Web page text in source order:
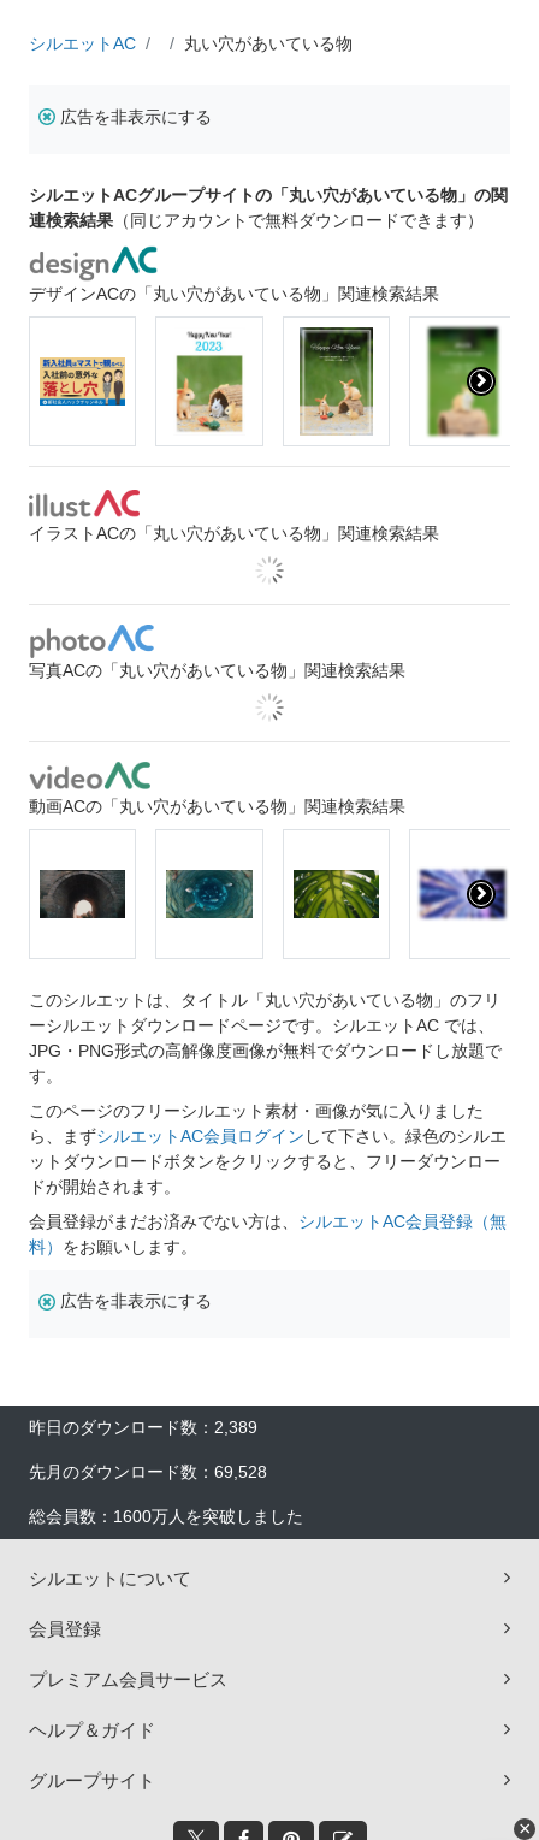
シルエットAC 丸い穴があいている物
広告を非表示にする
シルエットACグループサイトの「丸い穴があいている物」の関
連検索結果 （同じアカウントで無料ダウンロードできます）
デザインACの「丸い穴があいている物」関連検索結果
イラストACの「丸い穴があいている物」関連検索結果
写真ACの「丸い穴があいている物」関連検索結果
動画ACの「丸い穴があいている物」関連検索結果
このシルエットは、タイトル「丸い穴があいている物」のフリ
ーシルエットダウンロードページです。シルエットAC では、
JPG・PNG形式の高解像度画像が無料でダウンロードし放題で
す。
このページのフリーシルエット素材・画像が気に入りました
ら、まずシルエットAC会員ログイン して下さい。緑色のシルエ
ットダウンロードボタンをクリックすると、フリーダウンロー
ドが開始されます。
会員登録がまだお済みでない方は、 シルエットAC会員登録（無
料） をお願いします。
広告を非表示にする
昨日のダウンロード数：2,389
先月のダウンロード数：69,528
総会員数：1600万人を突破しました
シルエットについて
会員登録
プレミアム会員サービス
ヘルプ＆ガイド
グループサイト
×